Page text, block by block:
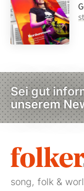
Sei gut
unserem
song, folk &